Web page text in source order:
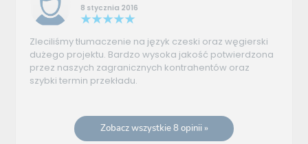
8 stycznia 2016
Zleciliśmy tłumaczenie na język czeski oraz węgierski
dużego projektu. Bardzo wysoka jakość potwierdzona
przez naszych zagranicznych kontrahentów oraz
szybki termin przekładu.
Zobacz wszystkie 8 opinii »